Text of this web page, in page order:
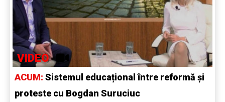
VIDEO
ACUM: Sistemul educațional între reformă și
proteste cu Bogdan Suruciuc